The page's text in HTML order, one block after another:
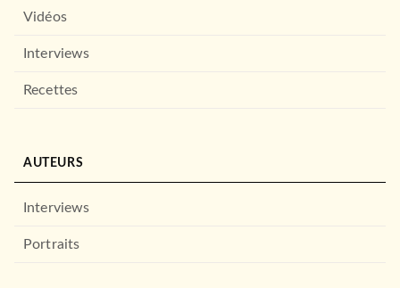
Vidéos
Interviews
Recettes
AUTEURS
Interviews
Portraits